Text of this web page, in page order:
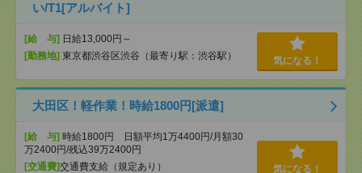
い/T1[アルバイト]
[給 与] 日給13,000円～
[勤務地] 東京都渋谷区渋谷（最寄り駅：渋谷駅） 気になる！
大田区！軽作業！時給1800円[派遣]
[給 与] 時給1800円 日額平均1万4400円/月額30
万2400円/残込39万2400円
[交通費]交通費支給（規定あり） 気になる！